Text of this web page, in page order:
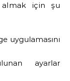
almak için şu
uygulamasını
ayarlar